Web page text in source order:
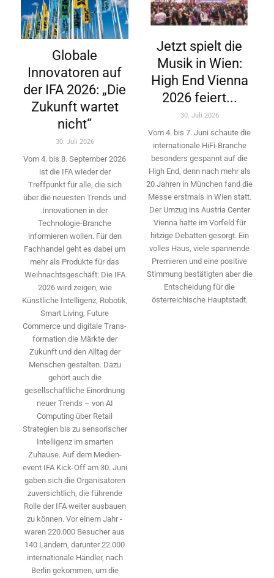
Globale
Innovatoren auf
der IFA 2026: „Die
Zukunft wartet
nicht“
30. Juli 2026
Vom 4. bis 8. September 2026
ist die IFA wieder der
Treffpunkt für alle, die sich
über die neuesten Trends und
Innovationen in der
Technologie-­Branche
informieren wollen. Für den
Fachhandel geht es dabei um
mehr als Produkte für das
Weihnachtsgeschäft: Die IFA
2026 wird ­zeigen, wie
Künstliche Intelligenz, Robotik,
Smart Living, Future
Commerce und digitale Trans­
formation die Märkte der
Zukunft und den Alltag der
Menschen gestalten. Dazu
gehört auch die
gesellschaftliche Einordnung
neuer Trends – von AI
Computing über Retail
Strategien bis zu sensorischer
Intelligenz im smarten
Zuhause. Auf dem Medien­
event IFA Kick-Off am 30. Juni
gaben sich die Organisatoren
zuversichtlich, die führende
Rolle der IFA weiter ausbauen
zu können. Vor einem Jahr ­
waren 220.000 Besucher aus
140 ­Ländern, ­darunter 22.000
internationale Händler, nach
Berlin gekommen, um die
Jetzt spielt die
Musik in Wien:
High End Vienna
2026 feiert...
30. Juli 2026
Vom 4. bis 7. Juni schaute die
internationale HiFi-Branche
besonders gespannt auf die
High End, denn nach mehr als
20 Jahren in München fand die
Messe erstmals in Wien statt.
Der Umzug ins Austria Center
Vienna hatte im Vorfeld für
hitzige Debatten gesorgt. Ein
volles Haus, viele spannende
Premieren und eine positive
Stimmung bestätigten aber die
Entscheidung für die
österreichische Hauptstadt.